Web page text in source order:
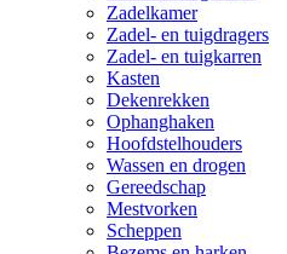
Zadelkamer
Zadel- en tuigdragers
Zadel- en tuigkarren
Kasten
Dekenrekken
Ophanghaken
Hoofdstelhouders
Wassen en drogen
Gereedschap
Mestvorken
Scheppen